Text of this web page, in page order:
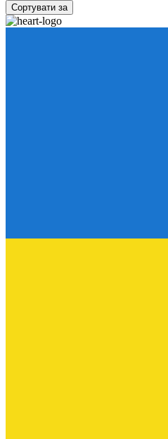
Сортувати за